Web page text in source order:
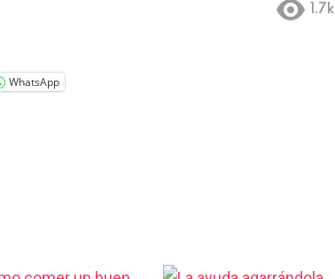
1.7k
WhatsApp